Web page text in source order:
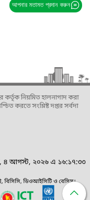
আপনার মতামত প্রদান করুন
কর্তৃক নিয়মিত হালনাগাদ করা
করতে সংশ্লিষ্ট দপ্তর সর্বদা
৪ আগস্ট, ২০২৬ এ ১৬:১৭:৩৩
বিসিসি, ডিওআইসিটি ও বেসিস।